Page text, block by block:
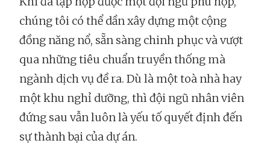
chúng tôi có thể dần xây dựng một cộng
đồng năng nổ, sẵn sàng chinh phục và vượt
qua những tiêu chuẩn truyền thống mà
ngành dịch vụ đề ra. Dù là một toà nhà hay
một khu nghỉ dưỡng, thì đội ngũ nhân viên
đứng sau vẫn luôn là yếu tố quyết định đến
sự thành bại của dự án.